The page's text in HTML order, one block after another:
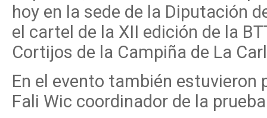
hoy en la sede de la Diputación
el cartel de la XII edición de la
Cortijos de la Campiña de La
En el evento también estuvieron
Fali Wic coordinador de la